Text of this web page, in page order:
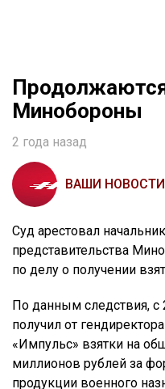
Минобороны
2 года назад
ВАШИ НОВОСТИ
Суд арестовал
представительства
по делу о получении
По данным следствия, с
получил от
«Импульс» взятки на
миллионов рублей за
продукции военного